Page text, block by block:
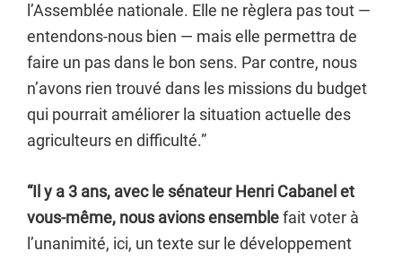
l’Assemblée nationale. Elle ne règlera pas tout —
entendons-nous bien — mais elle permettra de
faire un pas dans le bon sens. Par contre, nous
n’avons rien trouvé dans les missions du budget
qui pourrait améliorer la situation actuelle des
agriculteurs en difficulté.”
“Il y a 3 ans, avec le sénateur Henri Cabanel et
vous-même, nous avions ensemblefait voter à
l’unanimité, ici, un texte sur le développement